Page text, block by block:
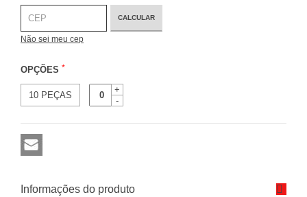
CALCULAR
Não sei meu cep
OPÇÕES *
10 PEÇAS
+
-
Informações do produto